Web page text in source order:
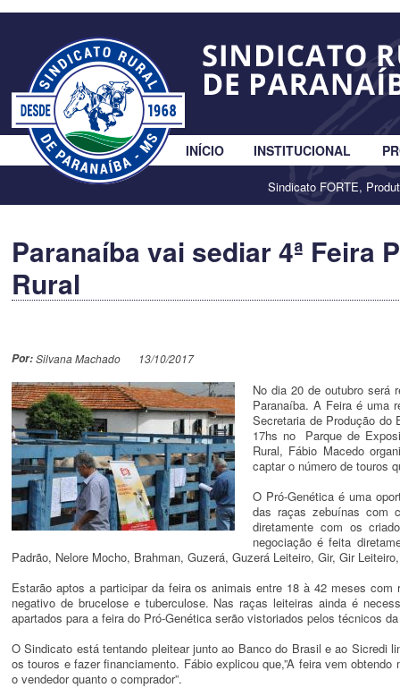
INÍCIO INSTITUCIONAL
Sindicato FORTE,
Paranaíba vai sediar 4ª Feira
Rural
Por:Silvana Machado 13/10/2017
No dia 20 de outubro será
Paranaíba. A Feira é uma
Secretaria de Produção
17hs no Parque de
Rural, Fábio Macedo
captar o número de touros
O Pró-Genética é uma
das raças zebuínas com
diretamente com os
negociação é feita
Padrão, Nelore Mocho, Brahman, Guzerá, Guzerá Leiteiro, Gir, Gir
Estarão aptos a participar da feira os animais entre 18 à 42 meses
negativo de brucelose e tuberculose. Nas raças leiteiras ainda é
apartados para a feira do Pró-Genética serão vistoriados pelos técnicos
O Sindicato está tentando pleitear junto ao Banco do Brasil e ao Sicredi
os touros e fazer financiamento. Fábio explicou que,”A feira vem
o vendedor quanto o comprador”.